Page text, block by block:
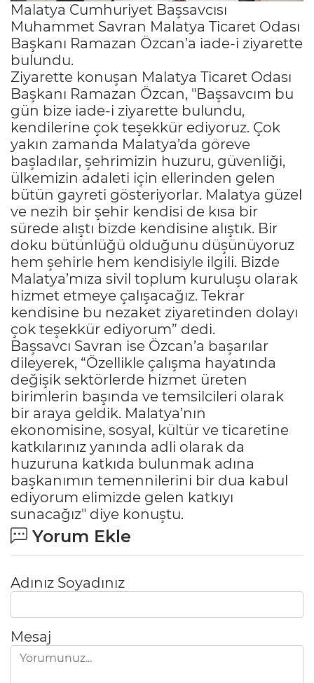
Malatya Cumhuriyet Başsavcısı
Muhammet Savran Malatya Ticaret Odası
Başkanı Ramazan Özcan’a iade-i ziyarette
bulundu.
Ziyarette konuşan Malatya Ticaret Odası
Başkanı Ramazan Özcan, "Başsavcım bu
gün bize iade-i ziyarette bulundu,
kendilerine çok teşekkür ediyoruz. Çok
yakın zamanda Malatya’da göreve
başladılar, şehrimizin huzuru, güvenliği,
ülkemizin adaleti için ellerinden gelen
bütün gayreti gösteriyorlar. Malatya güzel
ve nezih bir şehir kendisi de kısa bir
sürede alıştı bizde kendisine alıştık. Bir
doku bütünlüğü olduğunu düşünüyoruz
hem şehirle hem kendisiyle ilgili. Bizde
Malatya’mıza sivil toplum kuruluşu olarak
hizmet etmeye çalışacağız. Tekrar
kendisine bu nezaket ziyaretinden dolayı
çok teşekkür ediyorum” dedi.
Başsavcı Savran ise Özcan’a başarılar
dileyerek, “Özellikle çalışma hayatında
değişik sektörlerde hizmet üreten
birimlerin başında ve temsilcileri olarak
bir araya geldik. Malatya’nın
ekonomisine, sosyal, kültür ve ticaretine
katkılarınız yanında adli olarak da
huzuruna katkıda bulunmak adına
başkanımın temennilerini bir dua kabul
ediyorum elimizde gelen katkıyı
sunacağız" diye konuştu.
Yorum Ekle
Adınız Soyadınız
Mesaj